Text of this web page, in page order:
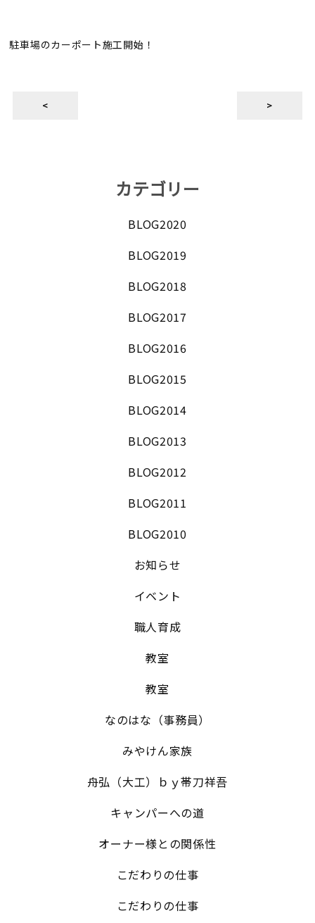
駐車場のカーポート施工開始！
< >
カテゴリー
BLOG2020
BLOG2019
BLOG2018
BLOG2017
BLOG2016
BLOG2015
BLOG2014
BLOG2013
BLOG2012
BLOG2011
BLOG2010
お知らせ
イベント
職人育成
教室
教室
なのはな（事務員）
みやけん家族
舟弘（大工）ｂｙ帯刀祥吾
キャンパーへの道
オーナー様との関係性
こだわりの仕事
こだわりの仕事